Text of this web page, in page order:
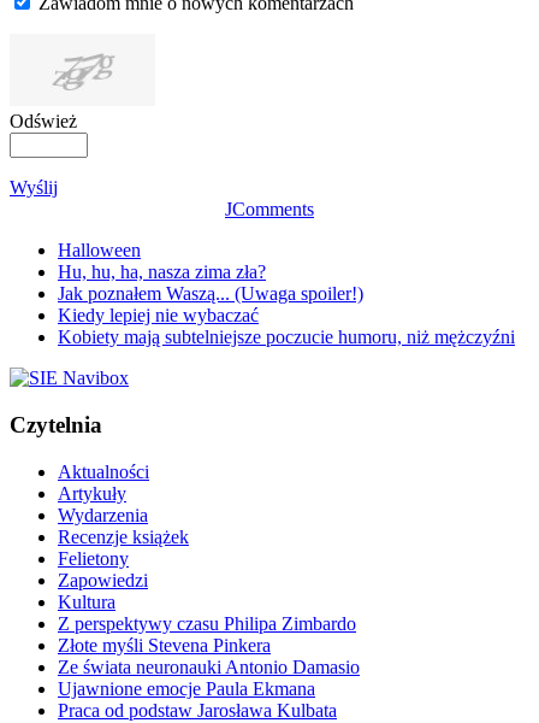
Odśwież
Wyślij
JComments
Halloween
Hu, hu, ha, nasza zima zła?
Jak poznałem Waszą... (Uwaga spoiler!)
Kiedy lepiej nie wybaczać
Kobiety mają subtelniejsze poczucie humoru, niż mężczyźni
Czytelnia
Aktualności
Artykuły
Wydarzenia
Recenzje książek
Felietony
Zapowiedzi
Kultura
Z perspektywy czasu Philipa Zimbardo
Złote myśli Stevena Pinkera
Ze świata neuronauki Antonio Damasio
Ujawnione emocje Paula Ekmana
Praca od podstaw Jarosława Kulbata